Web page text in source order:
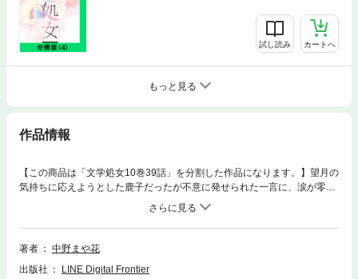
試し読み カートへ
もっと見る
作品情報
【この商品は「文学処女10巻39話」を分割した作品になります。】望月の
気持ちに応えようとした鹿子だったが不意に発せられた一言に、涙が零れ
出す…。周囲の人々の優しさに支えられ、編集者としての決意を固めた鹿
子は再び加賀屋先生のもとへと走り出したーー。万感の思いを「言葉」に
込めて。※本電子書籍内に広告・その他情報が含まれている場合がござい
ますが、単行本発行当時のものとなります。何卒ご了承ください。
著者
中野まや花
出版社
LINE Digital Frontier